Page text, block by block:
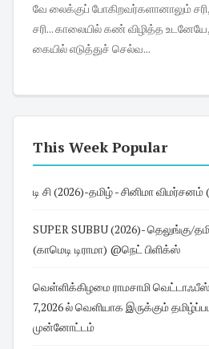
வே லைக்குப் போகிறவர்களானாலும் சரி, இல்லத்தரசிகளானாலும்
சரி... காலையில் கண் விழித்த உடனேயே, 'சாப்பிடுவதற்கும்,
கையில் எடுத்துச் செல்வ...
This Week Popular
டி சி (2026)-தமிழ் - சினிமா
SUPER SUBBU (2026)- தெலுங்கு/தமிழ் - வெப் சீரிஸ்
(காமெடி டிராமா) @நெட் பிளிக்ஸ்
வெள்ளிக்கிழமை ராமசாமி
7,2026 ல் வெளியாக இருக்கும்
முன்னோட்டம்